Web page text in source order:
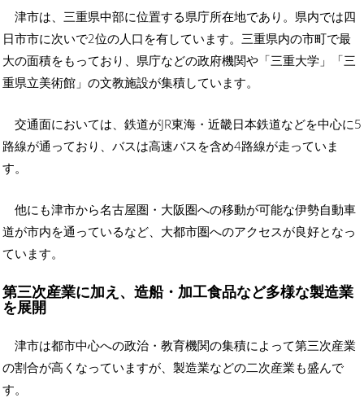
津市は、三重県中部に位置する県庁所在地であり。県内では四
日市市に次いで2位の人口を有しています。三重県内の市町で最
大の面積をもっており、県庁などの政府機関や「三重大学」「三
重県立美術館」の文教施設が集積しています。
交通面においては、鉄道がJR東海・近畿日本鉄道などを中心に5
路線が通っており、バスは高速バスを含め4路線が走っていま
す。
他にも津市から名古屋圏・大阪圏への移動が可能な伊勢自動車
道が市内を通っているなど、大都市圏へのアクセスが良好となっ
ています。
第三次産業に加え、造船・加工食品など多様な製造業
を展開
津市は都市中心への政治・教育機関の集積によって第三次産業
の割合が高くなっていますが、製造業などの二次産業も盛んで
す。